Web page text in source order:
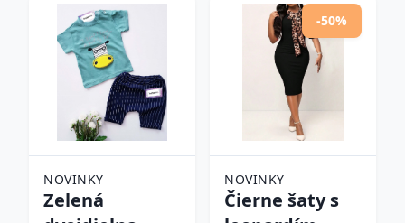
NOVINKY
Zelená
-50%
NOVINKY
Čierne šaty s